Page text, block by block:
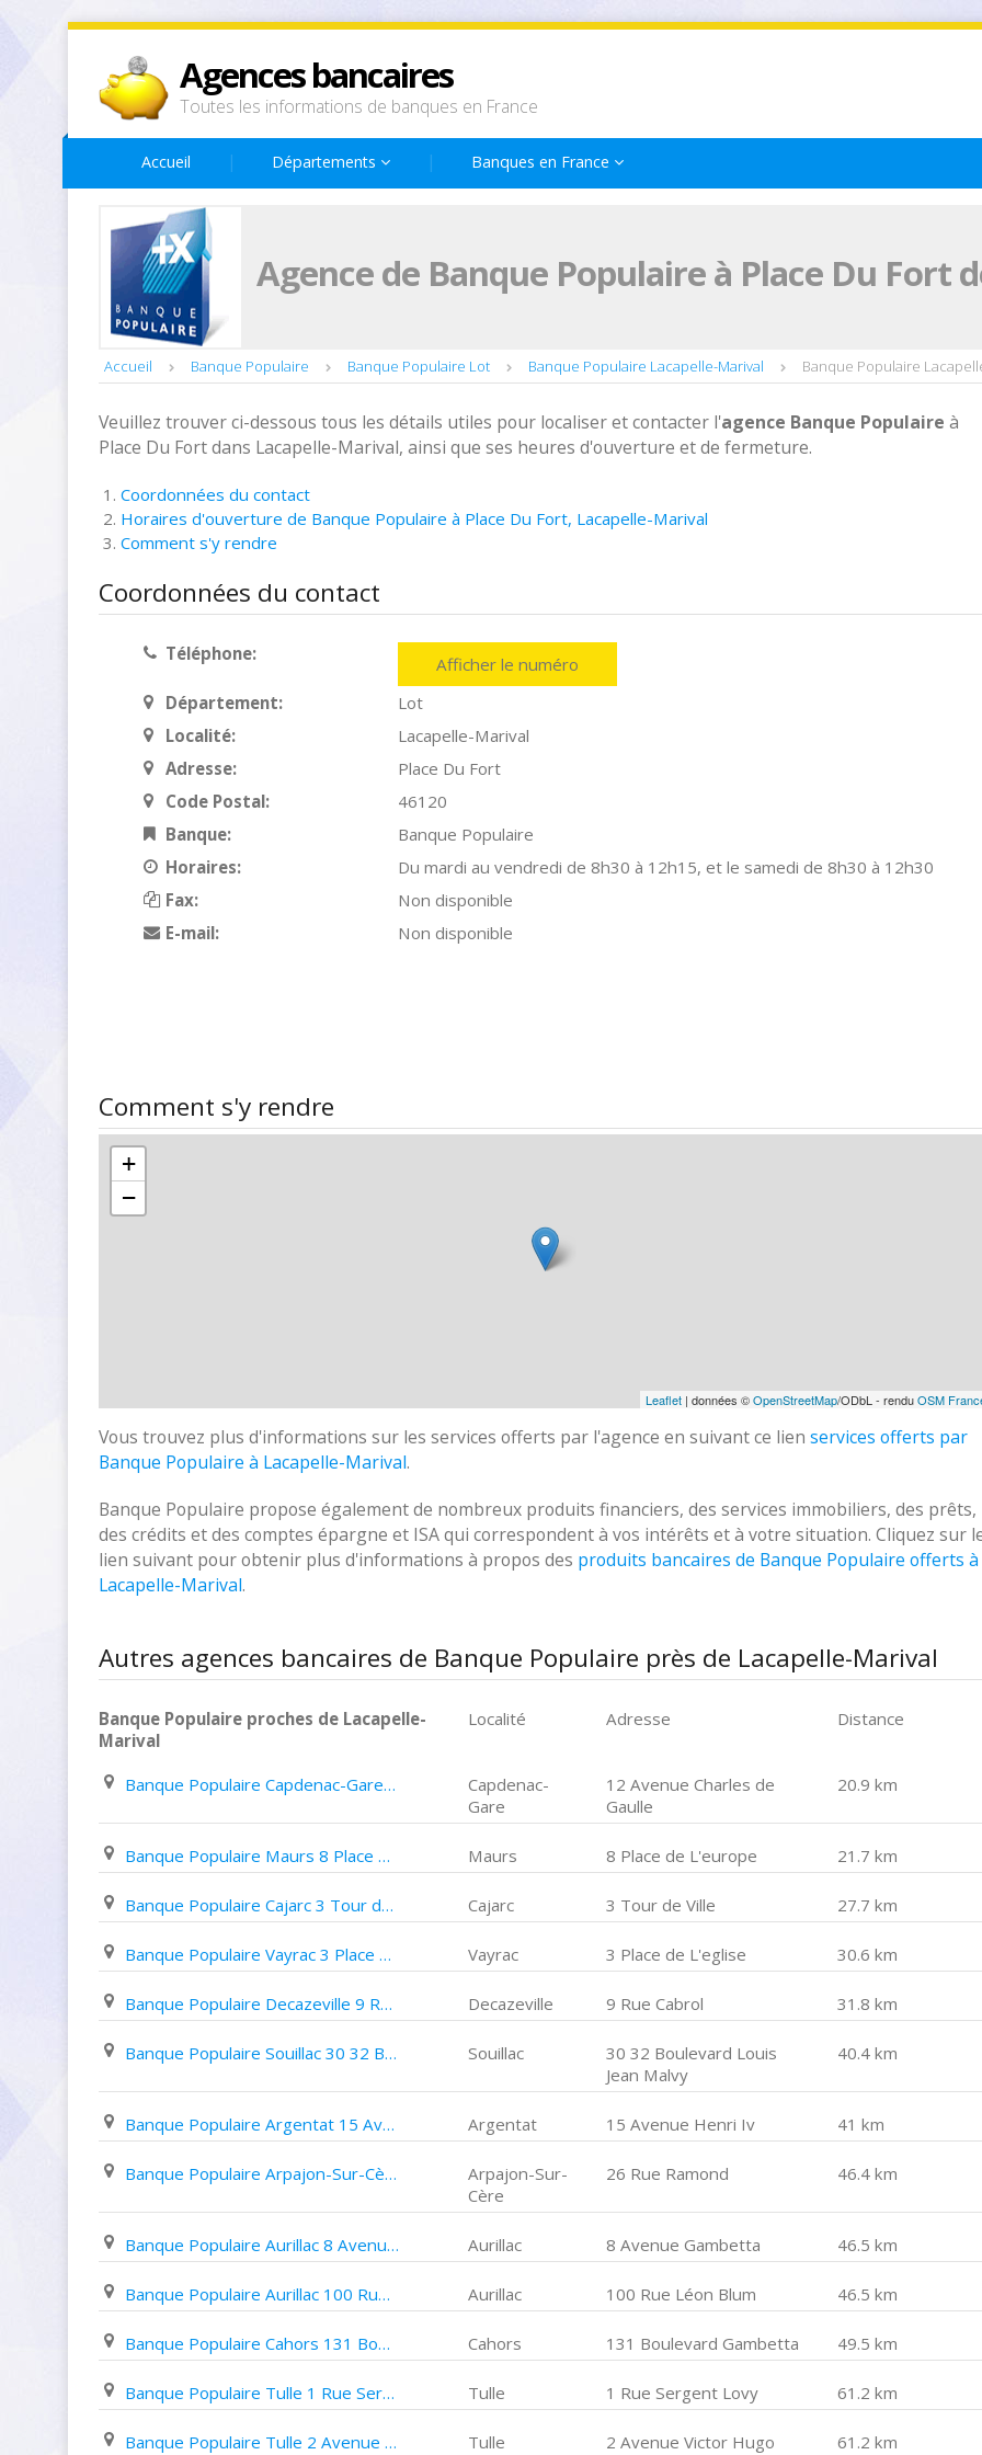
Agences bancaires
Toutes les informations de banques en France
Accueil Départements Banques en France
Agence de Banque Populaire à Place Du Fort
Accueil Banque Populaire Banque Populaire Lot Banque Populaire Lacapelle-Marival Banque Populaire
Veuillez trouver ci-dessous tous les détails utiles pour localiser et contacter l'agence Banque Populaire à
Place Du Fort dans Lacapelle-Marival, ainsi que ses heures d'ouverture et de fermeture.
Coordonnées du contact
Horaires d'ouverture de Banque Populaire à Place Du Fort, Lacapelle-Marival
Comment s'y rendre
Coordonnées du contact
Téléphone:
Afficher le numéro
Département:
Lot
Localité:
Lacapelle-Marival
Adresse:
Place Du Fort
Code Postal:
46120
Banque:
Banque Populaire
Horaires:
Du mardi au vendredi de 8h30 à 12h15, et le samedi de 8h30 à 12h30
Fax:
Non disponible
E-mail:
Non disponible
Comment s'y rendre
+
−
Leaflet| données ©OpenStreetMap/ODbL - renduOSM
Vous trouvez plus d'informations sur les services offerts par l'agence en suivant ce lien services offerts par
Banque Populaire à Lacapelle-Marival.
Banque Populaire propose également de nombreux produits financiers, des services immobiliers, des prêts,
des crédits et des comptes épargne et ISA qui correspondent à vos intérêts et à votre situation. Cliquez sur
lien suivant pour obtenir plus d'informations à propos des produits bancaires de Banque Populaire offerts à
Lacapelle-Marival.
Autres agences bancaires de Banque Populaire près de Lacapelle-Marival
Banque Populaire proches de Lacapelle-
Marival
Localité Adresse Distance
Banque Populaire Capdenac-Gare 12 Avenue Charles de Gaulle
Capdenac-
Gare
12 Avenue Charles de
Gaulle
20.9 km
Banque Populaire Maurs 8 Place de L'europe Maurs 8 Place de L'europe 21.7 km
Banque Populaire Cajarc 3 Tour de Ville Cajarc 3 Tour de Ville 27.7 km
Banque Populaire Vayrac 3 Place de L'eglise Vayrac 3 Place de L'eglise 30.6 km
Banque Populaire Decazeville 9 Rue Cabrol Decazeville 9 Rue Cabrol 31.8 km
Banque Populaire Souillac 30 32 Boulevard Louis Jean Malvy Souillac
30 32 Boulevard Louis
Jean Malvy
40.4 km
Banque Populaire Argentat 15 Avenue Henri Iv Argentat 15 Avenue Henri Iv 41 km
Banque Populaire Arpajon-Sur-Cère 26 Rue Ramond
Arpajon-Sur-
Cère
26 Rue Ramond 46.4 km
Banque Populaire Aurillac 8 Avenue Gambetta Aurillac 8 Avenue Gambetta 46.5 km
Banque Populaire Aurillac 100 Rue Léon Blum Aurillac 100 Rue Léon Blum 46.5 km
Banque Populaire Cahors 131 Boulevard Gambetta Cahors 131 Boulevard Gambetta 49.5 km
Banque Populaire Tulle 1 Rue Sergent Lovy Tulle 1 Rue Sergent Lovy 61.2 km
Banque Populaire Tulle 2 Avenue Victor Hugo Tulle 2 Avenue Victor Hugo 61.2 km